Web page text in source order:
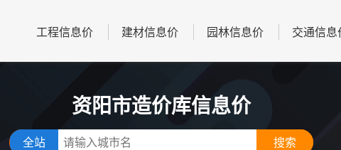
工程信息价 建材信息价 园林信息价 交通信息
资阳市造价库信息价
全站